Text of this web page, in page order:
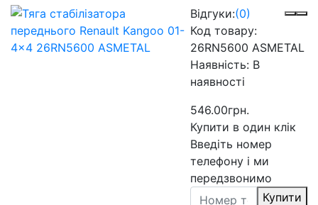
Відгуки:(0)
Код товару:
26RN5600 ASMETAL
Наявність: В
наявності
546.00грн.
Купити в один клік
Введіть номер
телефону і ми
передзвонимо
Купити